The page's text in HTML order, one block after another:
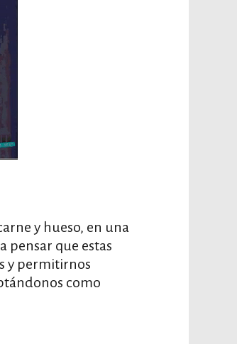
y hueso, en una
pensar que estas
y permitirnos
como